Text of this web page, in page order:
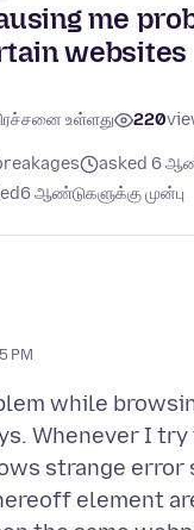
me
websites
உள்ளது 220
asked 6
6 ஆண்டுகளுக்கு முன்பு
PM
while
Whenever I
strange error
element